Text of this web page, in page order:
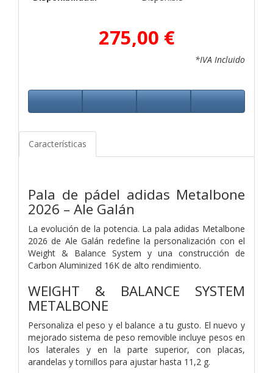
275,00 €
*IVA Incluido
Características
Pala de pádel adidas Metalbone
2026 – Ale Galán
La evolución de la potencia. La pala adidas Metalbone
2026 de Ale Galán redefine la personalización con el
Weight & Balance System y una construcción de
Carbon Aluminized 16K de alto rendimiento.
WEIGHT & BALANCE SYSTEM
METALBONE
Personaliza el peso y el balance a tu gusto. El nuevo y
mejorado sistema de peso removible incluye pesos en
los laterales y en la parte superior, con placas,
arandelas y tornillos para ajustar hasta 11,2 g.